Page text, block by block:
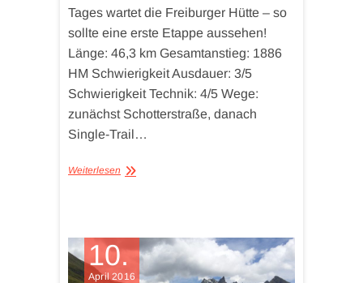
Tages wartet die Freiburger Hütte – so
sollte eine erste Etappe aussehen!
Länge: 46,3 km Gesamtanstieg: 1886
HM Schwierigkeit Ausdauer: 3/5
Schwierigkeit Technik: 4/5 Wege:
zunächst Schotterstraße, danach
Single-Trail…
Weiterlesen
10.
April 2016